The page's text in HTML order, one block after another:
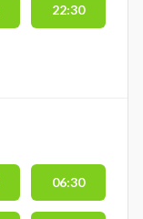
22:30
06:30